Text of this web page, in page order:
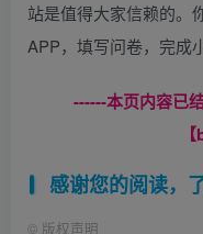
站是值得大家信赖的。
APP，填写问卷，完成
------本页内容已
感谢您的阅读，
© 版权声明